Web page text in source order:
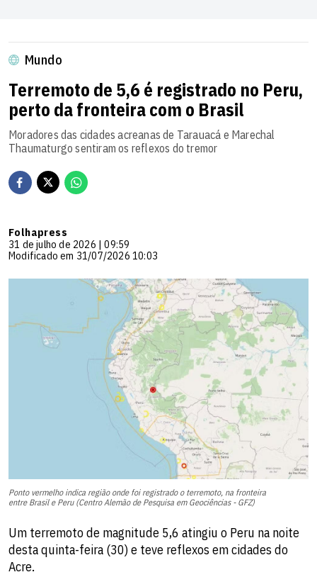
Mundo
Terremoto de 5,6 é registrado no Peru,
perto da fronteira com o Brasil
Moradores das cidades acreanas de Tarauacá e Marechal
Thaumaturgo sentiram os reflexos do tremor
Folhapress
31 de julho de 2026 | 09:59
Modificado em 31/07/2026 10:03
Ponto vermelho indica região onde foi registrado o terremoto, na fronteira
entre Brasil e Peru (Centro Alemão de Pesquisa em Geociências - GFZ)
Um terremoto de magnitude 5,6 atingiu o Peru na noite
desta quinta-feira (30) e teve reflexos em cidades do
Acre.